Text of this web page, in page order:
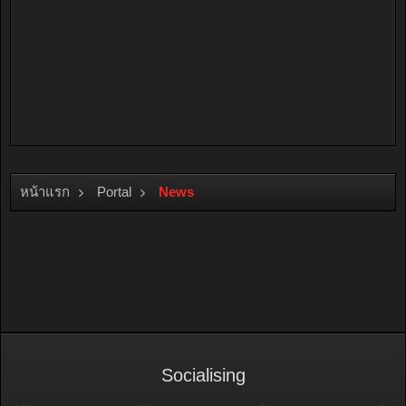
หน้าแรก Portal News
Socialising